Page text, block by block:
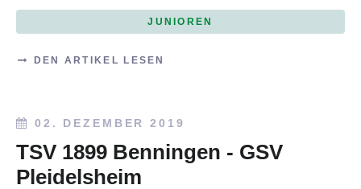
JUNIOREN
DEN ARTIKEL LESEN
02. DEZEMBER 2019
TSV 1899 Benningen - GSV
Pleidelsheim